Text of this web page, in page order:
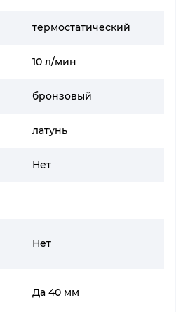
термостатический
10 л/мин
бронзовый
латунь
Нет
Нет
Да 40 мм